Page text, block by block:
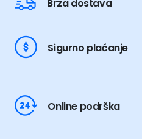
Brza dostava
Sigurno plaćanje
Online podrška